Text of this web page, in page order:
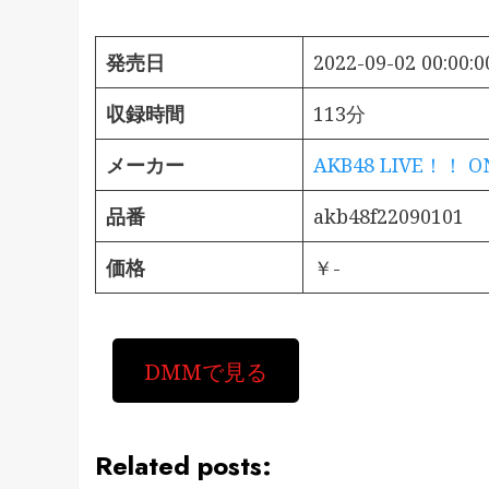
発売日
2022-09-02
収録時間
113分
メーカー
AKB48 LIVE！！
品番
akb48f22090101
価格
￥-
DMMで見る
Related posts: